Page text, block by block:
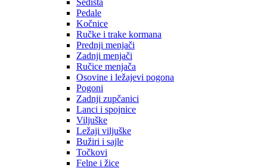
Sedišta
Pedale
Kočnice
Ručke i trake kormana
Prednji menjači
Zadnji menjači
Ručice menjača
Osovine i ležajevi pogona
Pogoni
Zadnji zupčanici
Lanci i spojnice
Viljuške
Ležaji viljuške
Bužiri i sajle
Točkovi
Felne i žice